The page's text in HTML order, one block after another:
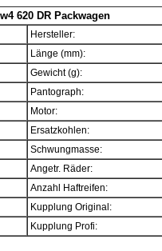
620 DR Packwagen
Hersteller:
Länge (mm):
Gewicht (g):
Pantograph:
Motor:
Ersatzkohlen:
Schwungmasse:
Angetr. Räder:
Anzahl Haftreifen:
Kupplung Original:
Kupplung Profi: